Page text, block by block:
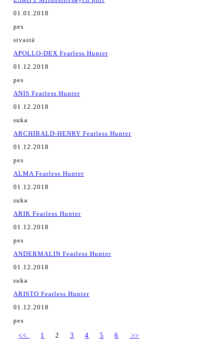
01.01.2018
pes
sivastá
APOLLO-DEX Fearless Hunter
01.12.2018
pes
ANIS Fearless Hunter
01.12.2018
suka
ARCHIBALD-HENRY Fearless Hunter
01.12.2018
pes
ALMA Fearless Hunter
01.12.2018
suka
ARIK Fearless Hunter
01.12.2018
pes
ANDERMALIN Fearless Hunter
01.12.2018
suka
ARISTO Fearless Hunter
01.12.2018
pes
<<
1 2 3 4 5 6 >>